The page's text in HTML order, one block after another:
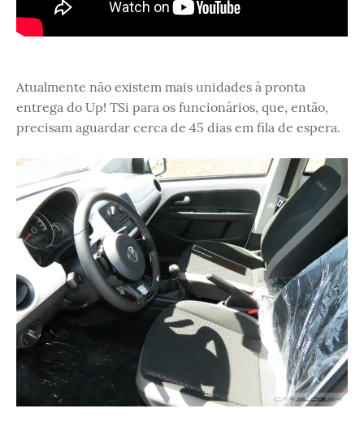
Atualmente não existem mais unidades à pronta
entrega do Up! TSi para os funcionários, que, então,
precisam aguardar cerca de 45 dias em fila de espera.